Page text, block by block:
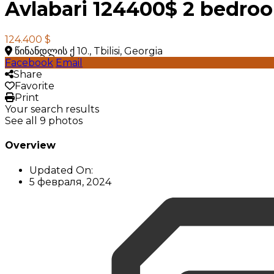
Avlabari 124400$ 2
124.400 $
წინანდლის ქ 10., Tbilisi, Georgia
Facebook Email
Share
Favorite
Print
Your search results
See all 9 photos
Overview
Updated On:
5 февраля, 2024